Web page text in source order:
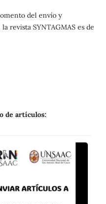
del envío y
revista SYNTAGMAS es de
de artículos: